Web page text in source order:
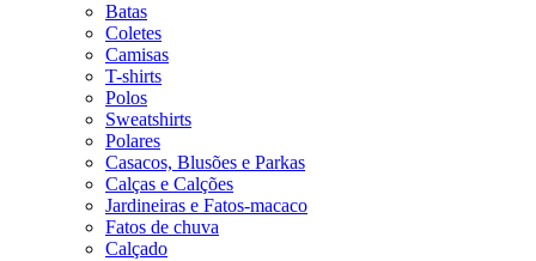
Batas
Coletes
Camisas
T-shirts
Polos
Sweatshirts
Polares
Casacos, Blusões e Parkas
Calças e Calções
Jardineiras e Fatos-macaco
Fatos de chuva
Calçado